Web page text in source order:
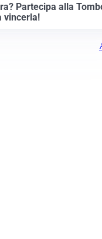
Partecipa alla
vincerla!